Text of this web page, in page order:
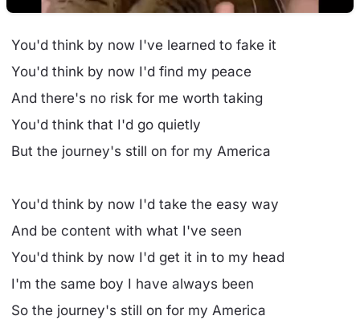
You'd think by now I've learned to fake it
You'd think by now I'd find my peace
And there's no risk for me worth taking
You'd think that I'd go quietly
But the journey's still on for my America
You'd think by now I'd take the easy way
And be content with what I've seen
You'd think by now I'd get it in to my head
I'm the same boy I have always been
So the journey's still on for my America